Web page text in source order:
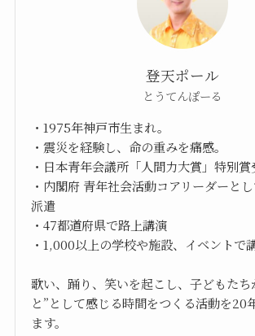
登天ポール
とうてんぽーる
・1975年神戸市生まれ。
・震災を経験し、命の重みを痛感。
・日本青年会議所「人間力大賞」特別賞
・内閣府 青年社会活動コアリーダーと
派遣
・47都道府県で路上講演
・1,000以上の学校や施設、イベントで
歌い、踊り、笑いを起こし、子どもたち
と”として感じる時間をつくる活動を20
ます。